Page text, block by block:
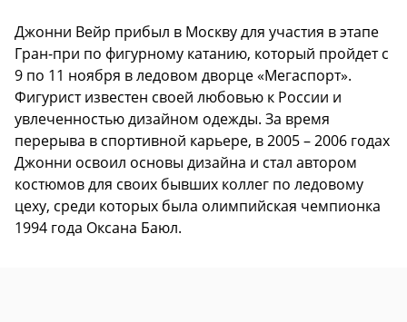
Джонни Вейр прибыл в Москву для участия в этапе
Гран-при по фигурному катанию, который пройдет с
9 по 11 ноября в ледовом дворце «Мегаспорт».
Фигурист известен своей любовью к России и
увлеченностью дизайном одежды. За время
перерыва в спортивной карьере, в 2005 – 2006 годах
Джонни освоил основы дизайна и стал автором
костюмов для своих бывших коллег по ледовому
цеху, среди которых была олимпийская чемпионка
1994 года Оксана Баюл.